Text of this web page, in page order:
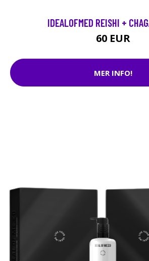
IDEALOFMED REISHI +
60 EUR
MER INFO!